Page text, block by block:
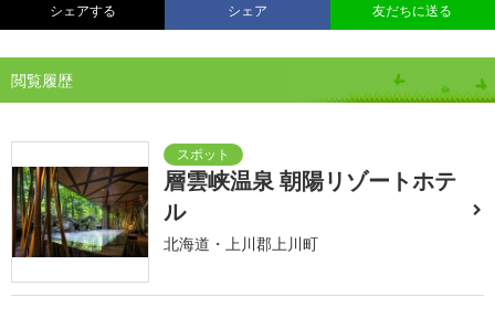
シェアする シェア 友だちに送る
閲覧履歴
層雲峡温泉 朝陽リゾートホテ
ル
北海道・上川郡上川町